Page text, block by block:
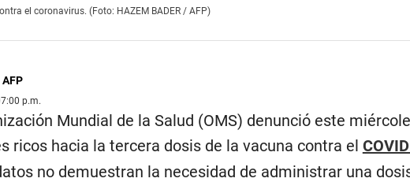
el coronavirus. (Foto: HAZEM BADER / AFP)
p.m.
Mundial de la Salud (OMS) denunció este
ricos hacia la tercera dosis de la vacuna contra el
no demuestran la necesidad de administrar una